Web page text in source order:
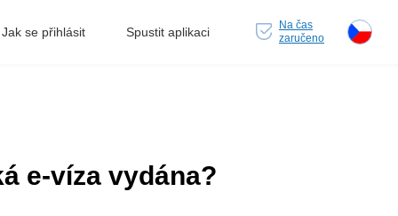
Jak se přihlásit Spustit aplikaci
Na čas
zaručeno
e-víza vydána?